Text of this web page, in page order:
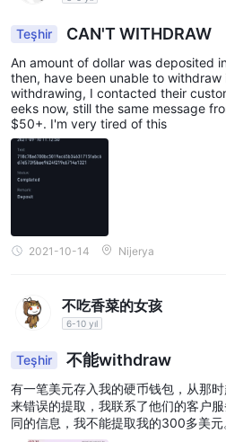
düzenlenmiş alternatif seçenekleri
Trade .
Müşteri desteği
Coin Fx Trademünhasıran e-posta
desteği sağlar. destek ekibine
info@coinfxtrade.com e-posta
komisyoncunun, çoğu komisyoncu
ifşa etmediğini belirtmekte fayda var.
seçenekleri, şu kişilerden acil yardım
destek ekibi.
ile ilgili wikifx incelemeleri Coin Fx
sorununu vurgulayın. kullanıcılar,
güçlük çektiklerini, işlem sırasında
yanıt vermeyen müşteri hizmetleri
Teşhir CAN'T WITHDRAW
An amount of dollar was deposited
then, have been unable to
withdrawing, I contacted their
eeks now, still the same message
$50+. I'm very tired of this
2021-10-14 Nijerya
不吃香菜的女孩
6-10 yıl
Teşhir 不能withdraw
有一笔美元存入我的硬币钱包，从那
来错误的提取，我联系了他们的客户
同的信息，我不能提取我的300多美